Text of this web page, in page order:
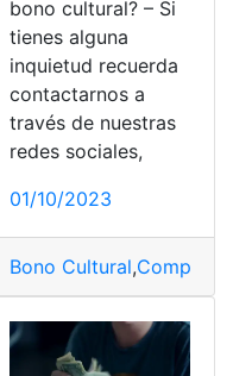
gastar
bono cultural? – Si
tienes alguna
inquietud recuerda
contactarnos a
través de nuestras
redes sociales,
01/10/2023
Bono Cultural,Comprar